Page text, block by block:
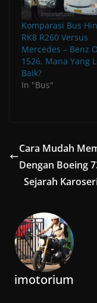
o
w
w
)
w
)
Komparasi Bus
RK8 R260 Versus
Mercedes – Benz
1526, Mana Yang
Baik?
In "Bus"
Cara Mudah
Dengan Boeing
Sejarah
imotorium